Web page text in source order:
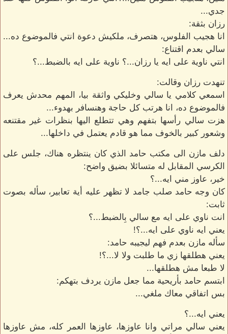
جدي...
رزان بثقة:
انا هجيب الفلوس، هتصرف، ملكيش دعوة انتي فالموضوع ده...
سالي بعدم اقتناع:
انتي ناوية على ايه يا رزان...؟ ناوية على ايه بالضبط...؟
تنهدت رزان وقالت:
اسمعي كلامي يا سالي وخليكي واثقة بيا، المهم محدش يعرف
فالموضوع ده، انا هرتب كل حاجة وهنسافر بهدوء...
هزت سالي رأسها بتفهم وهي تتطلع اليها بنظرات غير مقتنعه
وشعور كبير بالخوف مما هو قادم يعتمل في داخلها...
دلف مازن الى مكتب حامد الذي كان ينتظره هناك، جلس على
الكرسي المقابل له متسائلا بضيق واضح:
خير، عاوز مني ايه...؟
كان وجه حامد صلب جامد لا تظهر عليه أية تعابير، سأله بصوت
ثابت:
انت ناوي على ايه مع سالي بِالضبط...؟
يعني ايه ناوي على ايه...؟!
سأله مازن بعدم فهم ليجيبه حامد:
يعني هطلقها زي ما طلبت ولا لا...؟!
لا طبعا مش هطلقها...
ابتسم حامد بأريحية مما جعل مازن يردف بتهكم:
بس اتفاقي معاك ملغي...
يعني ايه...؟
يعني سالي مراتي وانا عاوزها، عاوزها العمر كله، مش عاوزها